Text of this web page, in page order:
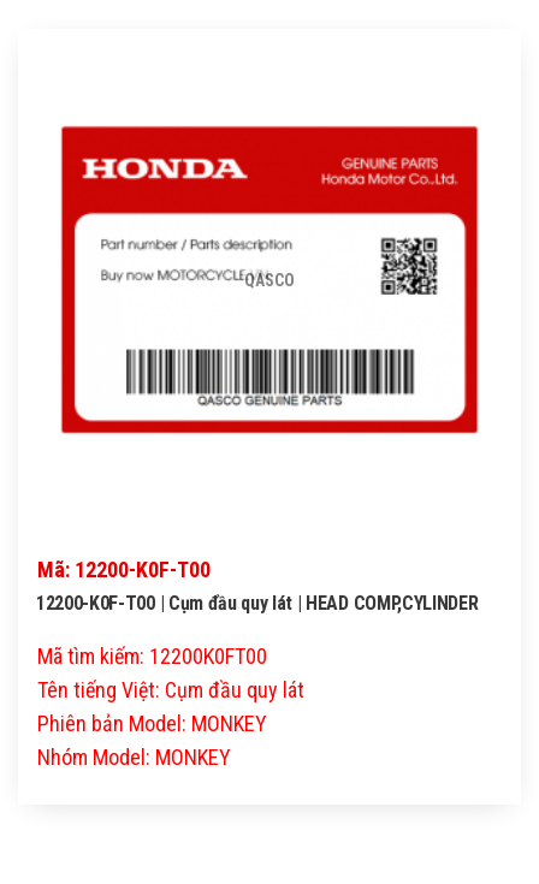
QASCO
Mã: 12200-K0F-T00
12200-K0F-T00 | Cụm đầu quy lát | HEAD COMP,CYLINDER
Mã tìm kiếm: 12200K0FT00
Tên tiếng Việt: Cụm đầu quy lát
Phiên bản Model: MONKEY
Nhóm Model: MONKEY